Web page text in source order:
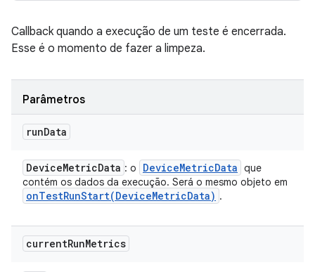
Callback quando a execução de um teste é encerrada.
Esse é o momento de fazer a limpeza.
Parâmetros
runData
DeviceMetricData : o DeviceMetricData que
contém os dados da execução. Será o mesmo objeto em
onTestRunStart(DeviceMetricData) .
currentRunMetrics